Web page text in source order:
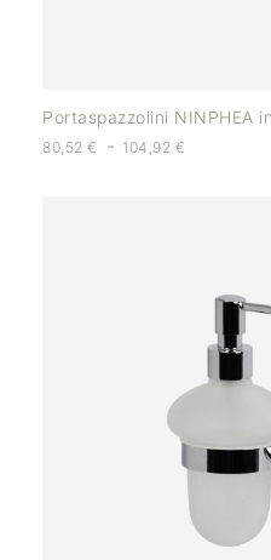
Portaspazzolini NINPHEA
80,52 € - 104,92 €